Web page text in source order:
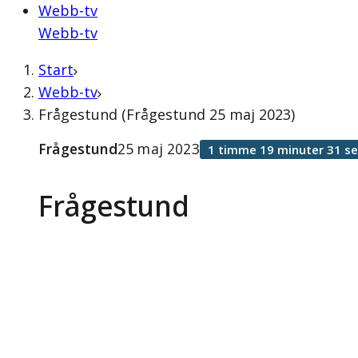
Webb-tv
Webb-tv
Start
Webb-tv
Frågestund (Frågestund 25 maj 2023)
Frågestund
Frågestund25 maj 2023 1 timme 19 minuter 31